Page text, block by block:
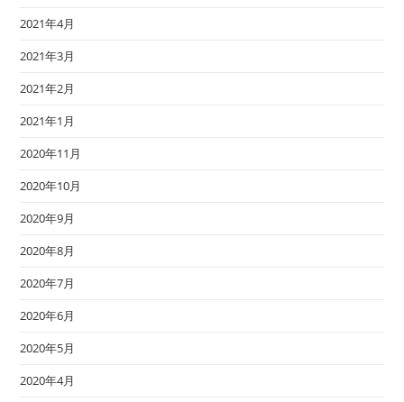
2021年4月
2021年3月
2021年2月
2021年1月
2020年11月
2020年10月
2020年9月
2020年8月
2020年7月
2020年6月
2020年5月
2020年4月